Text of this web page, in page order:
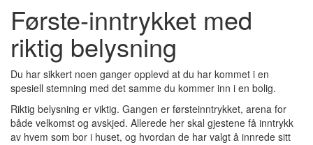
Første-inntrykket med
riktig belysning
Du har sikkert noen ganger opplevd at du har kommet i en
spesiell stemning med det samme du kommer inn i en bolig.
Riktig belysning er viktig. Gangen er førsteinntrykket, arena for
både velkomst og avskjed. Allerede her skal gjestene få inntrykk
av hvem som bor i huset, og hvordan de har valgt å innrede sitt